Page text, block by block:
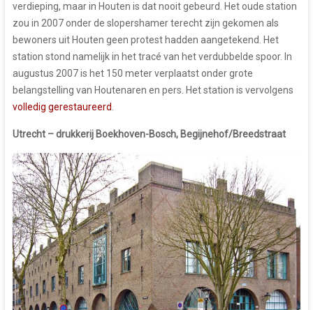
verdieping, maar in Houten is dat nooit gebeurd. Het oude station
zou in 2007 onder de slopershamer terecht zijn gekomen als
bewoners uit Houten geen protest hadden aangetekend. Het
station stond namelijk in het tracé van het verdubbelde spoor. In
augustus 2007 is het 150 meter verplaatst onder grote
belangstelling van Houtenaren en pers. Het station is vervolgens
volledig gerestaureerd
Utrecht – drukkerij Boekhoven-Bosch, Begijnehof/Breedstraat